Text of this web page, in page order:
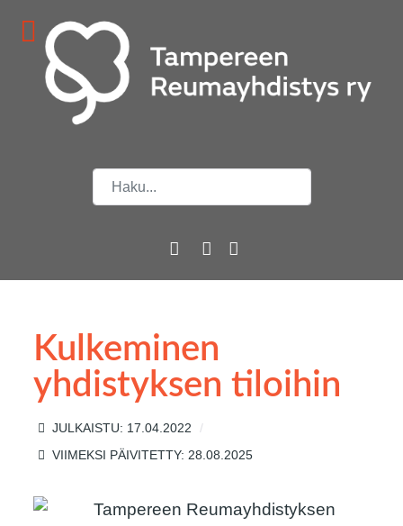
Etsi
Kulkeminen
yhdistyksen tiloihin
JULKAISTU: 17.04.2022
VIIMEKSI PÄIVITETTY: 28.08.2025